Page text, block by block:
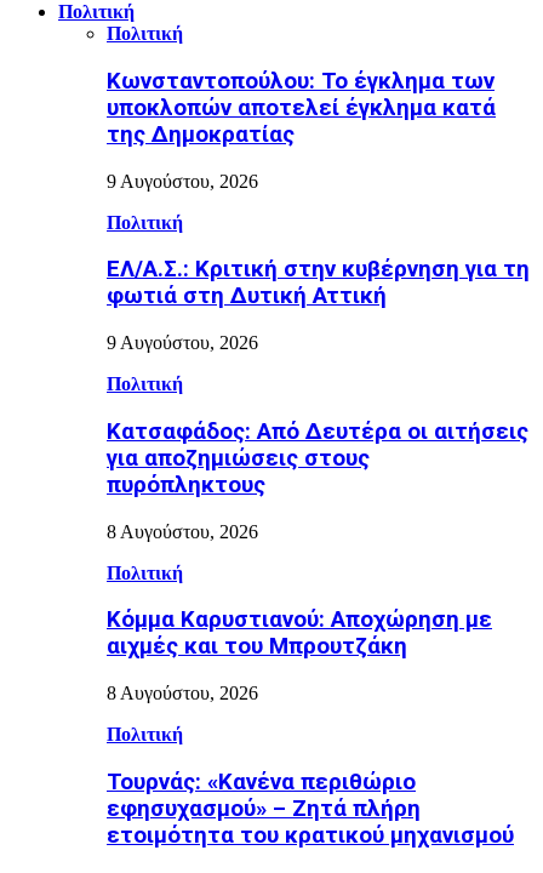
Πολιτική
Πολιτική
Κωνσταντοπούλου: Το έγκλημα των
υποκλοπών αποτελεί έγκλημα κατά
της Δημοκρατίας
9 Αυγούστου, 2026
Πολιτική
ΕΛ/Α.Σ.: Κριτική στην κυβέρνηση για τη
φωτιά στη Δυτική Αττική
9 Αυγούστου, 2026
Πολιτική
Κατσαφάδος: Από Δευτέρα οι αιτήσεις
για αποζημιώσεις στους
πυρόπληκτους
8 Αυγούστου, 2026
Πολιτική
Κόμμα Καρυστιανού: Αποχώρηση με
αιχμές και του Μπρουτζάκη
8 Αυγούστου, 2026
Πολιτική
Τουρνάς: «Κανένα περιθώριο
εφησυχασμού» – Ζητά πλήρη
ετοιμότητα του κρατικού μηχανισμού